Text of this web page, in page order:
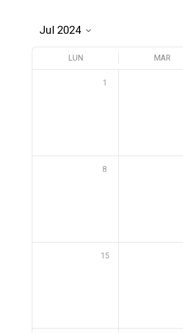
LUN MAR
1
8
15